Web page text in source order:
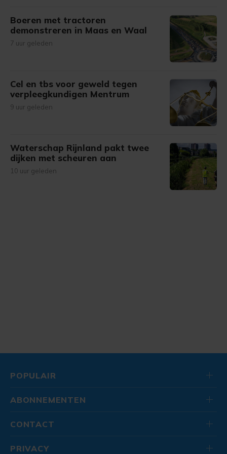
Boeren met tractoren
demonstreren in Maas en Waal
7 uur geleden
Cel en tbs voor geweld tegen
verpleegkundigen Mentrum
9 uur geleden
Waterschap Rijnland pakt twee
dijken met scheuren aan
10 uur geleden
POPULAIR
ABONNEMENTEN
CONTACT
PRIVACY